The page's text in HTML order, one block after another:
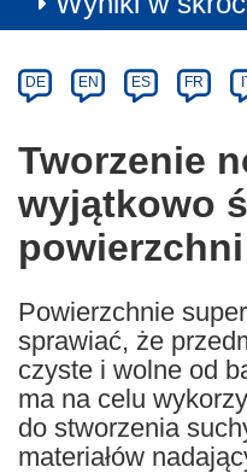
Category
Article
available
the
following
languages:
DE EN ES FR
Tworzenie
wyjątkowo
powierzchni
Powierzchnie
sprawiać, że
czyste i wolne od
ma na celu
do stworzenia
materiałów